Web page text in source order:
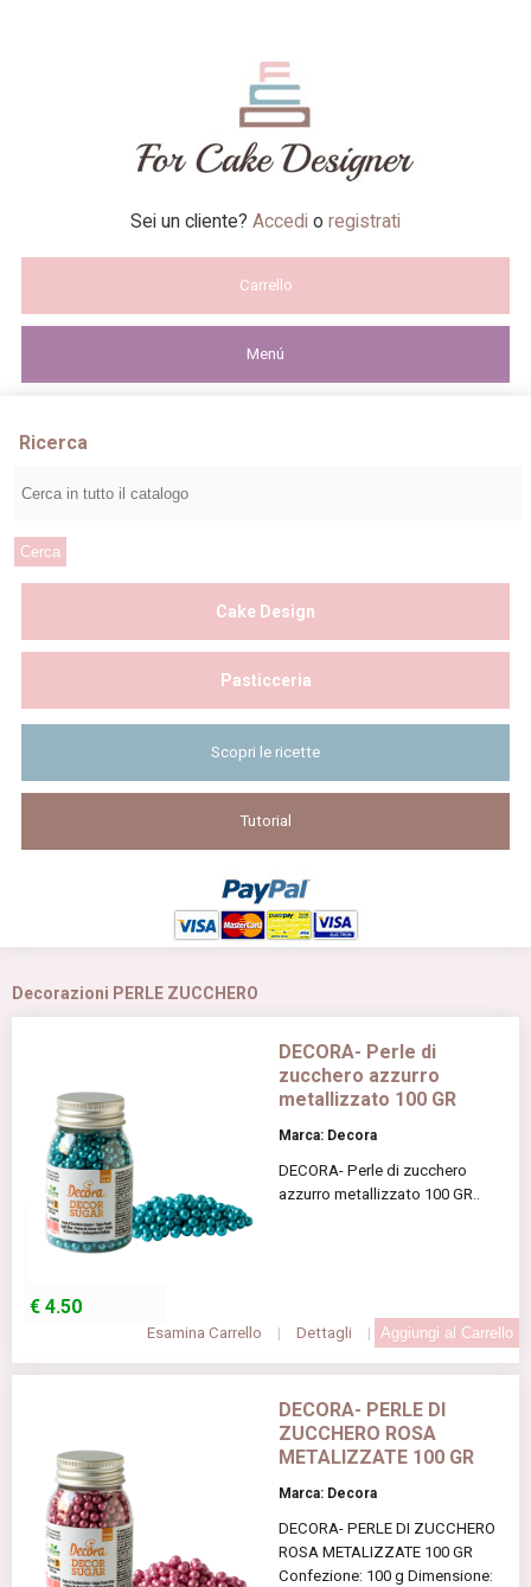
Sei un cliente? Accedi o registrati
Carrello
Menú
Ricerca
Cake Design
Pasticceria
Scopri le ricette
Tutorial
Decorazioni PERLE ZUCCHERO
DECORA- Perle di
zucchero azzurro
metallizzato 100 GR
Marca: Decora
DECORA- Perle di zucchero
azzurro metallizzato 100 GR..
€ 4.50
Esamina Carrello | Dettagli |
DECORA- PERLE DI
ZUCCHERO ROSA
METALIZZATE 100 GR
Marca: Decora
DECORA- PERLE DI ZUCCHERO
ROSA METALIZZATE 100 GR
Confezione: 100 g Dimensione: